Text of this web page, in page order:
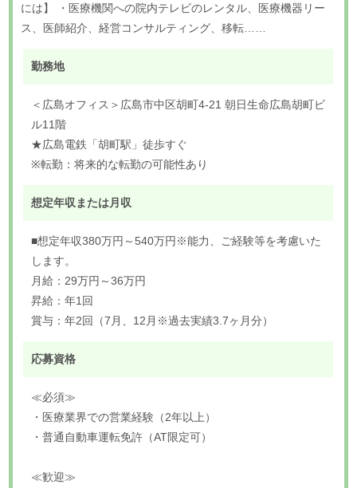
には】 ・医療機関への院内テレビのレンタル、医療機器リー
ス、医師紹介、経営コンサルティング、移転……
勤務地
＜広島オフィス＞広島市中区胡町4-21 朝日生命広島胡町ビ
ル11階
★広島電鉄「胡町駅」徒歩すぐ
※転勤：将来的な転勤の可能性あり
想定年収または月収
■想定年収380万円～540万円※能力、ご経験等を考慮いた
します。
月給：29万円～36万円
昇給：年1回
賞与：年2回（7月、12月※過去実績3.7ヶ月分）
応募資格
≪必須≫
・医療業界での営業経験（2年以上）
・普通自動車運転免許（AT限定可）
≪歓迎≫